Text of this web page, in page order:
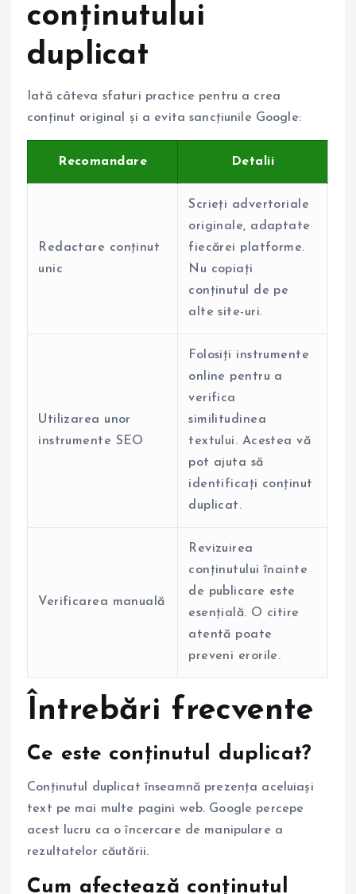
conținutului
duplicat
Iată câteva sfaturi practice pentru a crea
conținut original și a evita sancțiunile Google:
Recomandare Detalii
Redactare conținut
unic
Scrieți advertoriale
originale, adaptate
fiecărei platforme.
Nu copiați
conținutul de pe
alte site-uri.
Utilizarea unor
instrumente SEO
Folosiți instrumente
online pentru a
verifica
similitudinea
textului. Acestea vă
pot ajuta să
identificați conținut
duplicat.
Verificarea manuală
Revizuirea
conținutului înainte
de publicare este
esențială. O citire
atentă poate
preveni erorile.
Întrebări frecvente
Ce este conținutul duplicat?
Conținutul duplicat înseamnă prezența aceluiași
text pe mai multe pagini web. Google percepe
acest lucru ca o încercare de manipulare a
rezultatelor căutării.
Cum afectează conținutul